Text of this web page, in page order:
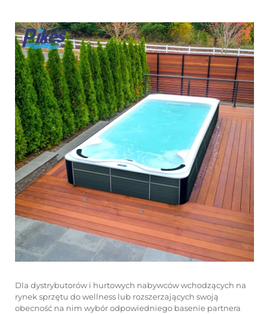
Dla dystrybutorów i hurtowych nabywców wchodzących na
rynek sprzętu do wellness lub rozszerzających swoją
obecność na nim wybór odpowiedniego basenie partnera